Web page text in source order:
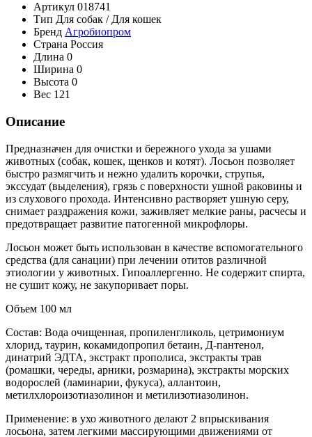
Артикул 018741
Тип Для собак / Для кошек
Бренд Агробиопром
Страна Россия
Длина 0
Ширина 0
Высота 0
Вес 121
Описание
Предназначен для очистки и бережного ухода за ушами
животных (собак, кошек, щенков и котят). Лосьон позволяет
быстро размягчить и нежно удалить корочки, струпья,
экссудат (выделения), грязь с поверхности ушной раковины и
из слухового прохода. Интенсивно растворяет ушную серу,
снимает раздражения кожи, заживляет мелкие раны, расчесы и
предотвращает развитие патогенной микрофлоры.
Лосьон может быть использован в качестве вспомогательного
средства (для санации) при лечении отитов различной
этиологии у животных. Гипоаллергенно. Не содержит спирта,
не сушит кожу, не закупоривает поры.
Объем 100 мл
Состав: Вода очищенная, пропиленгликоль, цетримониум
хлорид, таурин, кокамидопропил бетаин, Д-пантенол,
динатрий ЭДТА, экстракт прополиса, экстракты трав
(ромашки, череды, арники, розмарина), экстракты морских
водорослей (ламинарии, фукуса), аллантоин,
метилхлороизотиазолинон и метилизотиазолинон.
Применение: в ухо животного делают 2 впрыскивания
лосьона, затем легкими массирующими движениями от